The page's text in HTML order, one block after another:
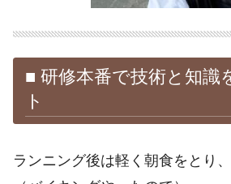
■ 研修本番で技術と知識
ト
ランニング後は軽く朝食をとり